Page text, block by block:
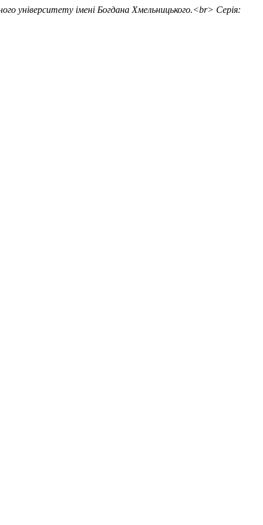
університету імені Богдана Хмельницького.<br> Серія: